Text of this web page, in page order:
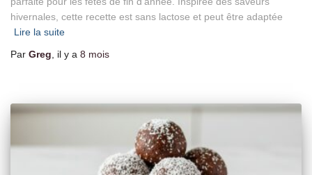
hivernales, cette recette est sans lactose et peut être adaptée
Lire la suite
Par Greg , il y a 8 mois